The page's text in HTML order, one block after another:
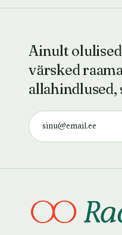
Ainult
värsked
allahindlused,